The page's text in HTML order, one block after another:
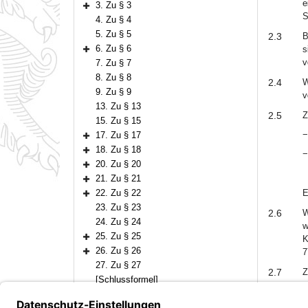
Bereich erweitern
3. Zu § 3
4. Zu § 4
5. Zu § 5
Bereich erweitern
6. Zu § 6
7. Zu § 7
8. Zu § 8
9. Zu § 9
13. Zu § 13
15. Zu § 15
Bereich erweitern
17. Zu § 17
Bereich erweitern
18. Zu § 18
Bereich erweitern
20. Zu § 20
Bereich erweitern
21. Zu § 21
Bereich erweitern
22. Zu § 22
23. Zu § 23
24. Zu § 24
Bereich erweitern
25. Zu § 25
Bereich erweitern
26. Zu § 26
27. Zu § 27
[Schlussformel]
2.3
2.4
2.5
−
−
2.6
2.7